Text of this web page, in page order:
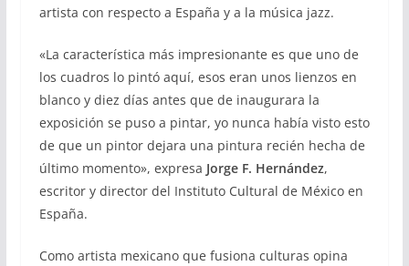
artista con respecto a España y a la música jazz.
«La característica más impresionante es que uno de
los cuadros lo pintó aquí, esos eran unos lienzos en
blanco y diez días antes que de inaugurara la
exposición se puso a pintar, yo nunca había visto esto
de que un pintor dejara una pintura recién hecha de
último momento», expresa Jorge F. Hernández,
escritor y director del Instituto Cultural de México en
España.
Como artista mexicano que fusiona culturas opina